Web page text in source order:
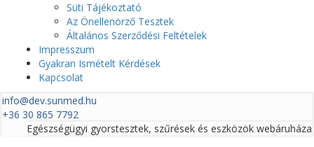
Süti Tájékoztató
Az Önellenörző Tesztek
Általános Szerződési Feltételek
Impresszum
Gyakran Ismételt Kérdések
Kapcsolat
info@dev.sunmed.hu
+36 30 865 7792
Egészségügyi gyorstesztek, szűrések és eszközök webáruháza